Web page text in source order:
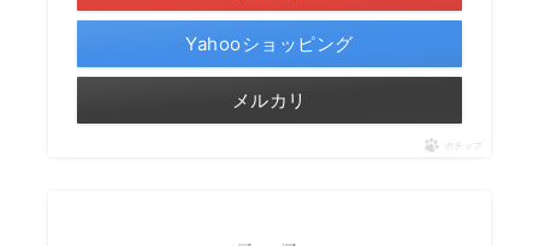
Yahooショッピング
メルカリ
ポチップ